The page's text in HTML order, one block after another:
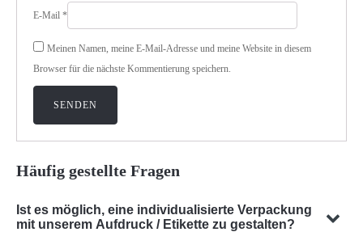
E-Mail *
Meinen Namen, meine E-Mail-Adresse und meine Website in diesem
Browser für die nächste Kommentierung speichern.
Häufig gestellte Fragen
Ist es möglich, eine individualisierte Verpackung
mit unserem Aufdruck / Etikette zu gestalten?